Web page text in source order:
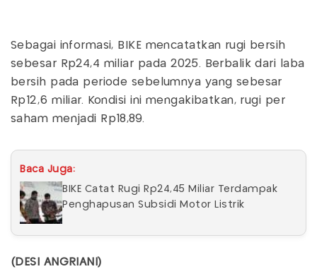
Sebagai informasi, BIKE mencatatkan rugi bersih
sebesar Rp24,4 miliar pada 2025. Berbalik dari laba
bersih pada periode sebelumnya yang sebesar
Rp12,6 miliar. Kondisi ini mengakibatkan, rugi per
saham menjadi Rp18,89.
Baca Juga:
BIKE Catat Rugi Rp24,45 Miliar Terdampak
Penghapusan Subsidi Motor Listrik
(DESI ANGRIANI)